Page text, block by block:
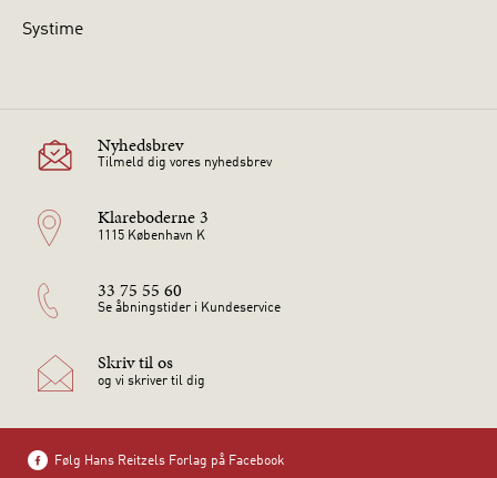
Systime
Nyhedsbrev
Tilmeld dig vores nyhedsbrev
Klareboderne 3
1115 København K
33 75 55 60
Se åbningstider i Kundeservice
Skriv til os
og vi skriver til dig
Følg Hans Reitzels Forlag på Facebook